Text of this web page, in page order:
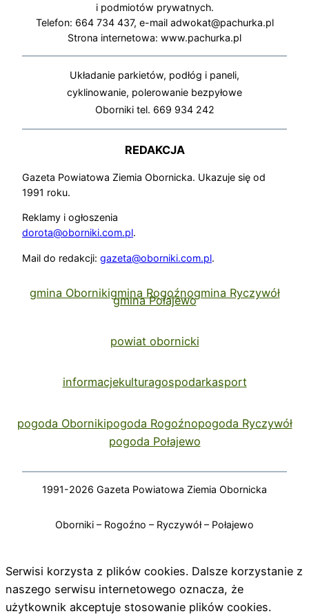
i podmiotów prywatnych.
Telefon: 664 734 437, e-mail adwokat@pachurka.pl
Strona internetowa: www.pachurka.pl
Układanie parkietów, podłóg i paneli,
cyklinowanie, polerowanie bezpyłowe
Oborniki tel. 669 934 242
REDAKCJA
Gazeta Powiatowa Ziemia Obornicka. Ukazuje się od
1991 roku.
Reklamy i ogłoszenia
dorota@oborniki.com.pl.
Mail do redakcji: gazeta@oborniki.com.pl.
gmina Obornikigmina Rogoźnogmina Ryczywół
gmina Połajewo
powiat obornicki
informacjekulturagospodarkasport
pogoda Obornikipogoda Rogoźnopogoda Ryczywół
pogoda Połajewo
1991-2026 Gazeta Powiatowa Ziemia Obornicka
Oborniki – Rogoźno – Ryczywół – Połajewo
Serwisi korzysta z plików cookies. Dalsze korzystanie z
naszego serwisu internetowego oznacza, że
użytkownik akceptuje stosowanie plików cookies.